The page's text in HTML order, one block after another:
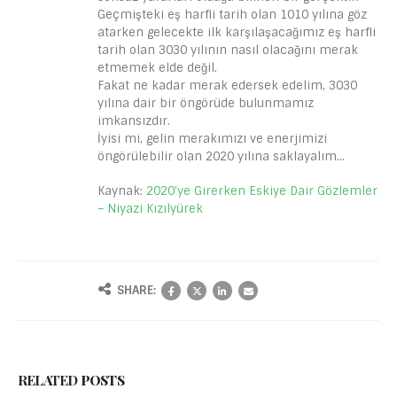
Geçmişteki eş harfli tarih olan 1010 yılına göz
atarken gelecekte ilk karşılaşacağımız eş harfli
tarih olan 3030 yılının nasıl olacağını merak
etmemek elde değil.
Fakat ne kadar merak edersek edelim, 3030
yılına dair bir öngörüde bulunmamız
imkansızdır.
İyisi mi, gelin merakımızı ve enerjimizi
öngörülebilir olan 2020 yılına saklayalım…
Kaynak: 2020’ye Girerken Eskiye Dair Gözlemler
– Niyazi Kızılyürek
SHARE:
RELATEDPOSTS